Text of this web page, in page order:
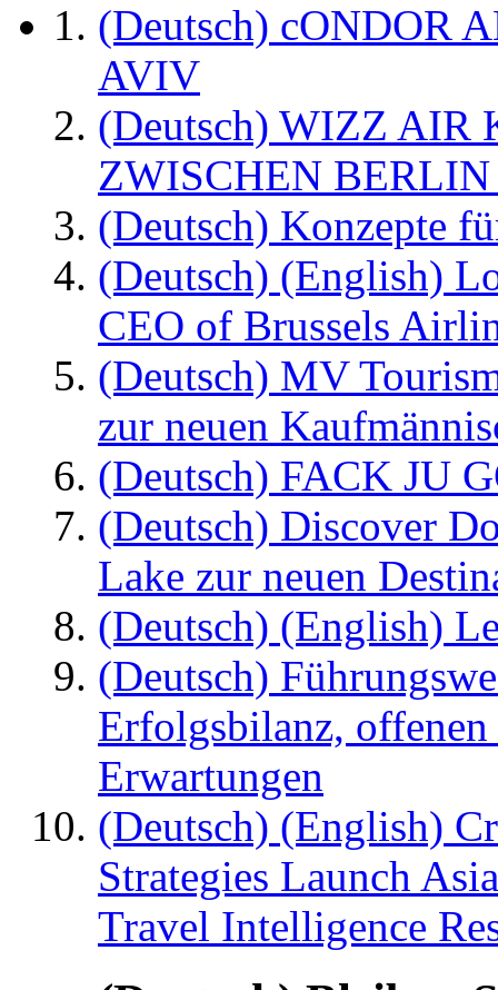
(Deutsch) cONDOR
AVIV
(Deutsch) WIZZ AIR
ZWISCHEN
(Deutsch) Konzepte
(Deutsch) (English)
CEO of Brussels
(Deutsch) MV
zur neuen
(Deutsch) FACK JU
(Deutsch) Discover
Lake zur neuen
(Deutsch) (English)
(Deutsch)
Erfolgsbilanz,
Erwartungen
(Deutsch) (English)
Strategies Launch
Travel Intelligence